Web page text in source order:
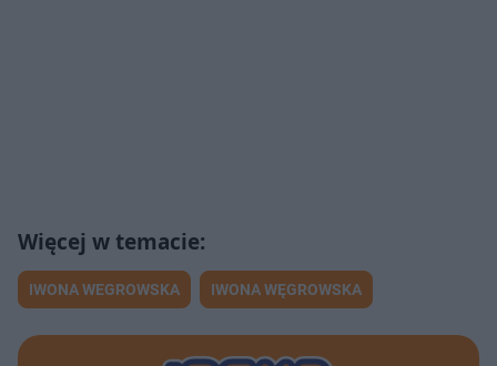
IWONA WEGROWSKA IWONA WĘGROWSKA